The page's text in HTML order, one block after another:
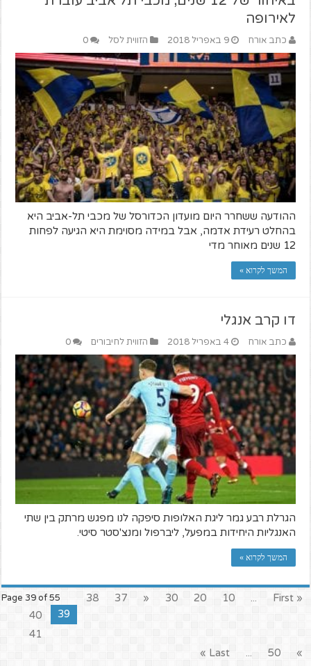
לאירופה
כתב אורח 9 באפריל 2018 הזווית לסל 0
ההודעה ששחרר היום מועדון הכדורסל של מכבי תל-אביב היא
בהחלט רעידת אדמה, אבל במידה מסוימת היא הגיעה לפחות
12 שנים מאוחר מדי
המשך לקרוא »
דו קרב אנגלי
כתב אורח 4 באפריל 2018 הזווית לחיבורים 0
הגרלת רבע גמר ליגת האלופות סיפקה לנו מפגש מרתק בין שתי
האנגליות היחידות במפעל, ליברפול ומנצ'סטר סיטי.
המשך לקרוא »
Page 39 of 55 « First
...
10
20
30
«
37
38
39
40
41
»
50
...
Last »